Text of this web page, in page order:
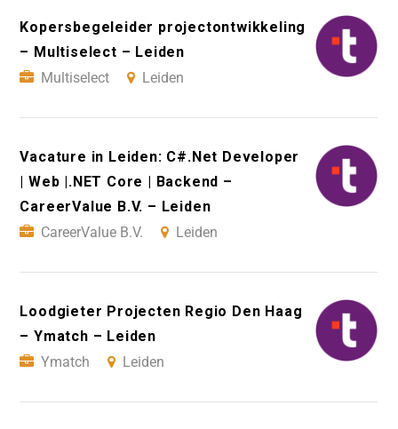
Kopersbegeleider projectontwikkeling
– Multiselect – Leiden
Multiselect
Leiden
Vacature in Leiden: C#.Net Developer
| Web |.NET Core | Backend –
CareerValue B.V. – Leiden
CareerValue B.V.
Leiden
Loodgieter Projecten Regio Den Haag
– Ymatch – Leiden
Ymatch
Leiden